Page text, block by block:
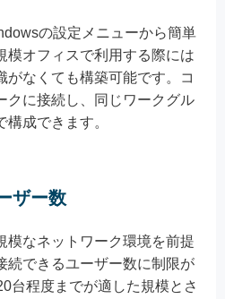
の設定メニューから簡単
模オフィスで利用する際には
がなくても構築可能です。コ
クに接続し、同じワークグル
成できます。
ザー数
模なネットワーク環境を前提
続できるユーザー数に制限が
台程度までが適した規模とさ